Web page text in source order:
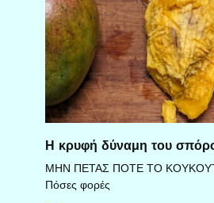
Η κρυφή δύναμη του
ΜΗΝ ΠΕΤΑΣ ΠΟΤΕ ΤΟ
Πόσες φορές